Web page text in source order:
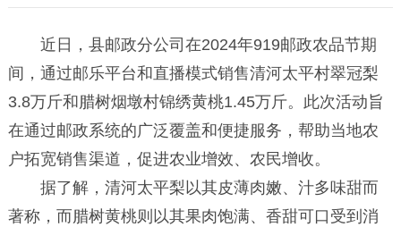
近日，县邮政分公司在2024年919邮政农品节期
间，通过邮乐平台和直播模式销售清河太平村翠冠梨
3.8万斤和腊树烟墩村锦绣黄桃1.45万斤。此次活动旨
在通过邮政系统的广泛覆盖和便捷服务，帮助当地农
户拓宽销售渠道，促进农业增效、农民增收。
据了解，清河太平梨以其皮薄肉嫩、汁多味甜而
著称，而腊树黄桃则以其果肉饱满、香甜可口受到消